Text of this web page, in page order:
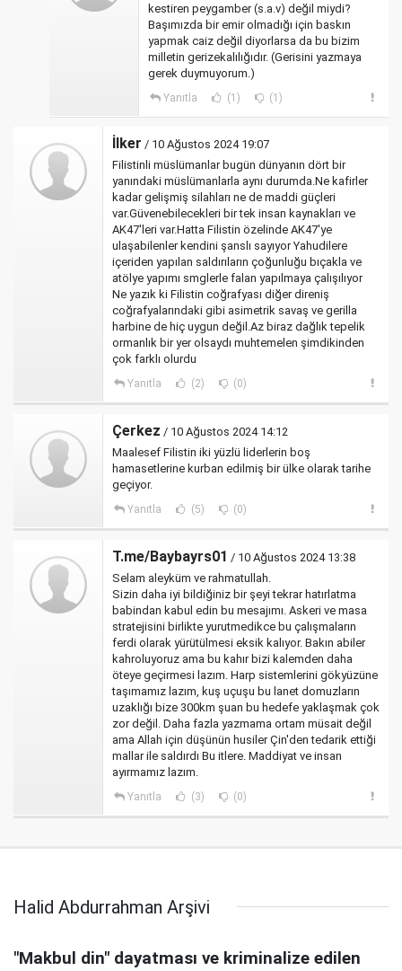
kestiren peygamber (s.a.v) değil miydi?
Başımızda bir emir olmadığı için baskın
yapmak caiz değil diyorlarsa da bu bizim
milletin gerizekalılığıdır. (Gerisini yazmaya
gerek duymuyorum.)
Yanıtla (1) (1)
İlker / 10 Ağustos 2024 19:07
Filistinli müslümanlar bugün dünyanın dört bir
yanındaki müslümanlarla aynı durumda.Ne kafirler
kadar gelişmiş silahları ne de maddi güçleri
var.Güvenebilecekleri bir tek insan kaynakları ve
AK47'leri var.Hatta Filistin özelinde AK47'ye
ulaşabilenler kendini şanslı sayıyor Yahudilere
içeriden yapılan saldırıların çoğunluğu bıçakla ve
atölye yapımı smglerle falan yapılmaya çalışılıyor
Ne yazık ki Filistin coğrafyası diğer direniş
coğrafyalarındaki gibi asimetrik savaş ve gerilla
harbine de hiç uygun değil.Az biraz dağlık tepelik
ormanlık bir yer olsaydı muhtemelen şimdikinden
çok farklı olurdu
Yanıtla (2) (0)
Çerkez / 10 Ağustos 2024 14:12
Maalesef Filistin iki yüzlü liderlerin boş
hamasetlerine kurban edilmiş bir ülke olarak tarihe
geçiyor.
Yanıtla (5) (0)
T.me/Baybayrs01 / 10 Ağustos 2024 13:38
Selam aleyküm ve rahmatullah.
Sizin daha iyi bildiğiniz bir şeyi tekrar hatırlatma
babindan kabul edin bu mesajımı. Askeri ve masa
stratejisini birlikte yurutmedikce bu çalışmaların
ferdi olarak yürütülmesi eksik kalıyor. Bakın abiler
kahroluyoruz ama bu kahır bizi kalemden daha
öteye geçirmesi lazım. Harp sistemlerini gökyüzüne
taşımamız lazım, kuş uçuşu bu lanet domuzların
uzaklığı bize 300km şuan bu hedefe yaklaşmak çok
zor değil. Daha fazla yazmama ortam müsait değil
ama Allah için düşünün husiler Çin'den tedarik ettiği
mallar ile saldırdı Bu itlere. Maddiyat ve insan
ayırmamız lazım.
Yanıtla (3) (0)
Halid Abdurrahman Arşivi
"Makbul din" dayatması ve kriminalize edilen